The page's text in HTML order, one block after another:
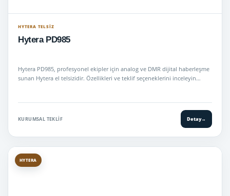
HYTERA TELSIZ
Hytera PD985
Hytera PD985, profesyonel ekipler için analog ve DMR dijital haberleşme
sunan Hytera el telsizidir. Özellikleri ve teklif seçeneklerini inceleyin…
KURUMSAL TEKLIF Detay→
HYTERA